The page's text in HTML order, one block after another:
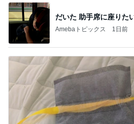
だいた 助手席に座りた
Amebaトピックス 1日前